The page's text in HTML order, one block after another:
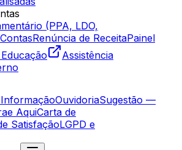
(PPA, LDO,
Renúncia de ReceitaPainel
Assistência
OuvidoriaSugestão —
AquiCarta de
SatisfaçãoLGPD e